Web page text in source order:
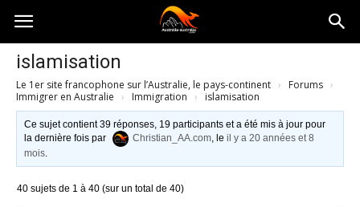
Australia-
australie.com
islamisation
Le 1er site francophone sur l’Australie, le pays-continent › Forums ›
Immigrer en Australie › Immigration › islamisation
Ce sujet contient 39 réponses, 19 participants et a été mis à jour pour
la dernière fois par
Christian_AA.com, leil y a 20 années et 8
mois.
40 sujets de 1 à 40 (sur un total de 40)